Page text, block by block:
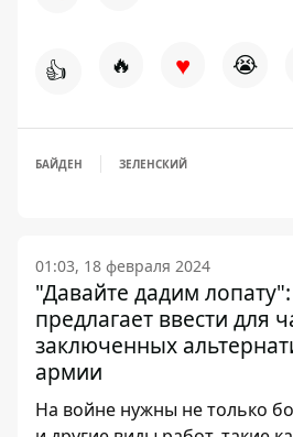
👍 🔥 ♥ 😭
БАЙДЕН ЗЕЛЕНСКИЙ
01:03, 18 февраля 2024
"Давайте дадим
предлагает ввести для
заключенных
армии
На войне нужны не только